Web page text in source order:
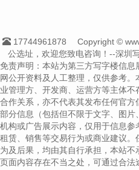
17744961878
Copyright ©
公选址，欢迎您致电咨询！--深圳
免责声明：本站为第三方写字楼信
网公开资料及人工整理，仅供参考
业管理方、开发商、运营方等主体
合作关系，亦不代表其发布任何官
部分信息（包括但不限于文字、图
机构或广告展示内容，仅用于信息参
租赁、销售等交易行为或商业建议
为及后果，均由其自行承担，本站
页面内容存在不当之处，可通过合